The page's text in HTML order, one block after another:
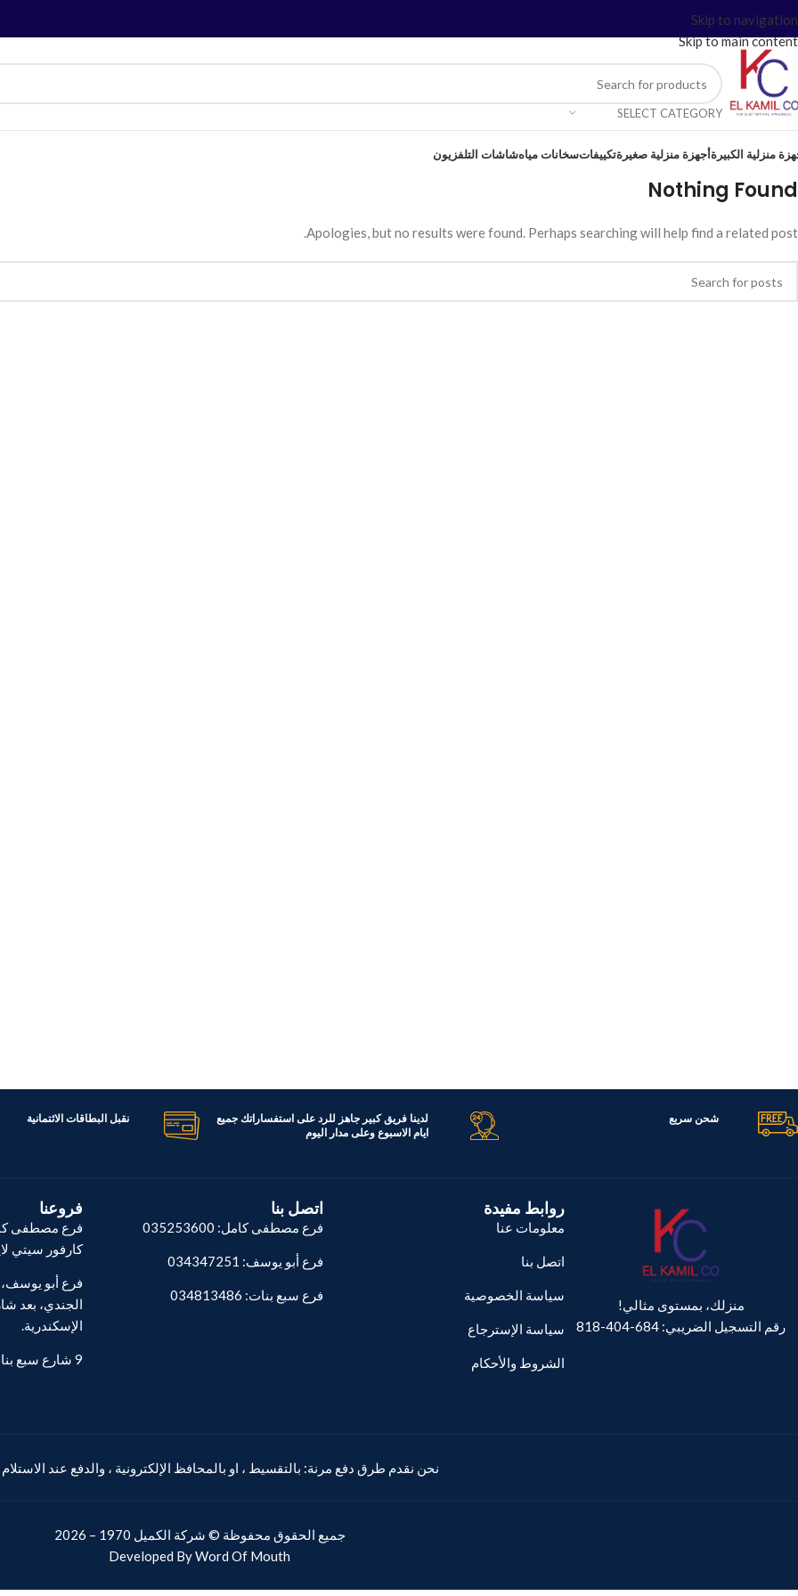
Skip to navigation
Skip to main content
SELECT CATEGORY
منزلية الكبيرةأجهزة منزلية صغيرةتكييفاتسخانات مياهشاشات التلفزيون
Nothing Found
Apologies, but no results were found. Perhaps searching will help find a related post.
شحن سريع
لدينا فريق كبير جاهز للرد على استفساراتك جميع
ايام الاسبوع وعلى مدار اليوم
نقبل البطاقات الائتمانية
منزلك، بمستوى مثالي!
رقم التسجيل الضريبي: 684-404-818
روابط مفيدة
معلومات عنا
اتصل بنا
سياسة الخصوصية
سياسة الإسترجاع
الشروط والأحكام
اتصل بنا
فرع مصطفى كامل: 035253600
فرع أبو يوسف: 034347251
فرع سبع بنات: 034813486
فروعنا
فرع مصطفى
كارفور سيتي
الجندي، بعد
الإسكندرية.
9 شارع سبع بنات - المنشية.
نحن نقدم طرق دفع مرنة: بالتقسيط ، او بالمحافظ الإلكترونية ، والدفع عند
جميع الحقوق محفوظة © شركة الكميل
Developed ByWord Of Mouth